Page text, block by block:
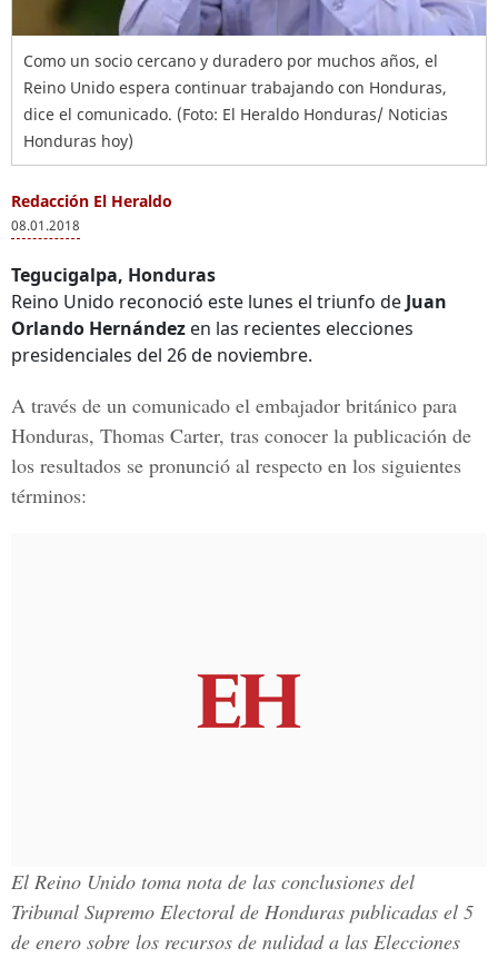
Como un socio cercano y duradero por muchos años, el
Reino Unido espera continuar trabajando con Honduras,
dice el comunicado. (Foto: El Heraldo Honduras/ Noticias
Honduras hoy)
Redacción El Heraldo
08.01.2018
Tegucigalpa, Honduras
Reino Unido reconoció este lunes el triunfo de Juan
Orlando Hernández en las recientes elecciones
presidenciales del 26 de noviembre.
A través de un comunicado el embajador británico para
Honduras, Thomas Carter, tras conocer la publicación de
los resultados se pronunció al respecto en los siguientes
términos:
El Reino Unido toma nota de las conclusiones del
Tribunal Supremo Electoral de Honduras publicadas el 5
de enero sobre los recursos de nulidad a las Elecciones